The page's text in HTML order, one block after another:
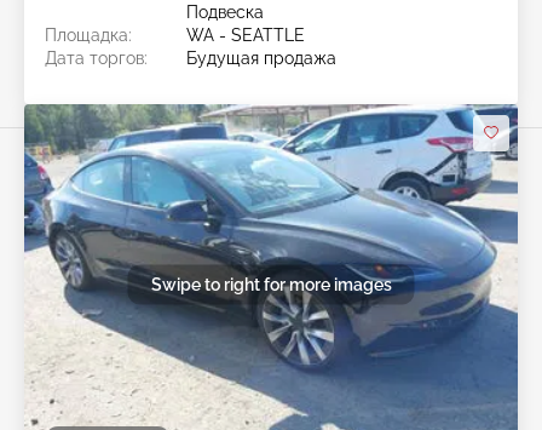
Подвеска
Площадка:
WA - SEATTLE
Дата торгов:
Будущая продажа
Swipe to right for more images